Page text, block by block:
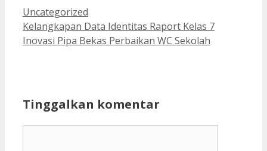
Kategori
Uncategorized
Kelangkapan Data Identitas Raport Kelas 7
Inovasi Pipa Bekas Perbaikan WC Sekolah
Tinggalkan komentar